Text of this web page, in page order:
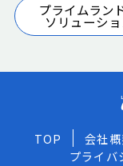
プライムラン
ソリューシ
TOP 会社
プライバ